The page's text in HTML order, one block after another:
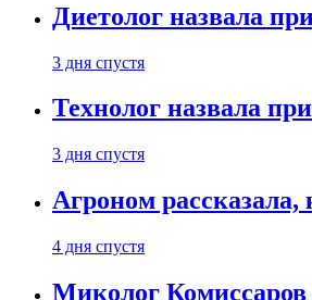
Диетолог назвала
3 дня спустя
Технолог назвала
3 дня спустя
Агроном
4 дня спустя
Миколог Комиссаров